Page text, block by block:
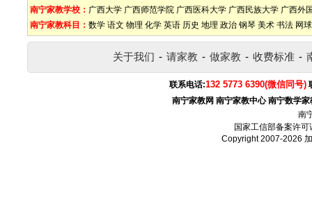
南宁家教学校： 广西大学 广西师范学院 广西医科大学 广西民族大学 广西外
南宁家教科目： 数学 语文 物理 化学 英语 历史 地理 政治 钢琴 美术 书法 网球
关于我们 - 请家教 - 做家教 - 收费标准 -
联系电话:132 5773 6390(微信同号)
南宁家教网 南宁家教中心 南宁数学家
南
国家工信部备案许可
Copyright 2007-2026